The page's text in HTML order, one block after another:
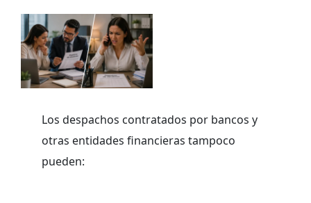
Los despachos contratados por bancos y
otras entidades financieras tampoco
pueden: